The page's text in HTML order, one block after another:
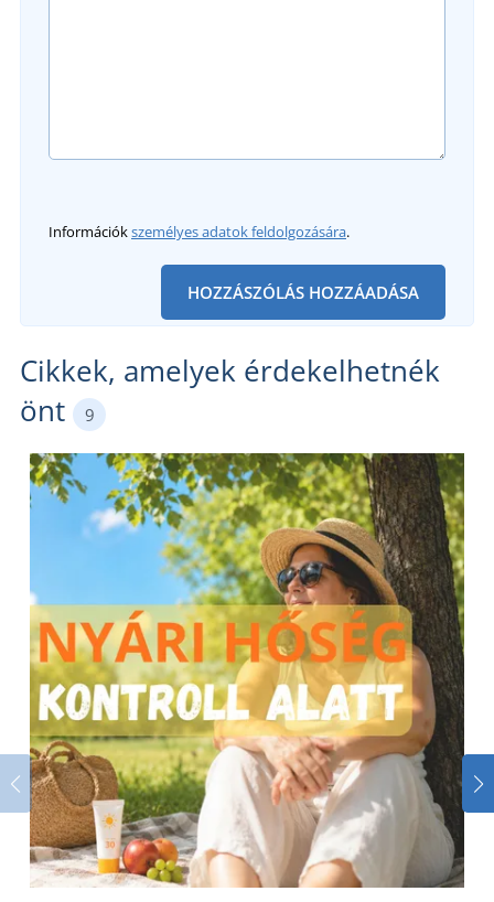
Információkszemélyes adatok feldolgozására.
HOZZÁSZÓLÁS HOZZÁADÁSA
Cikkek, amelyek érdekelhetnék
önt
9